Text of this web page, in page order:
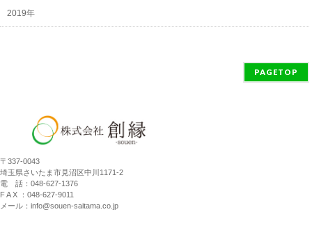
2019年
PAGETOP
〒337-0043
埼玉県さいたま市見沼区中川1171-2
電 話：048-627-1376
F A X ：048-627-9011
メール：info@souen-saitama.co.jp